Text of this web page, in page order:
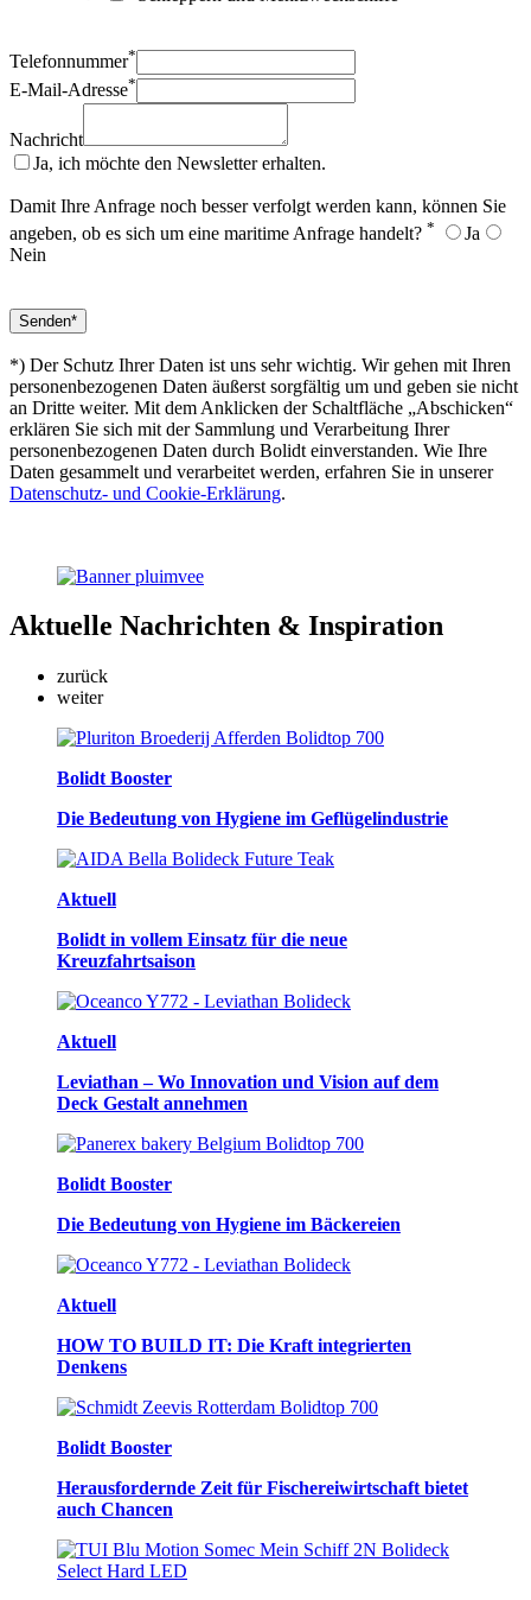
Telefonnummer*
E-Mail-Adresse*
Nachricht
Ja, ich möchte den Newsletter erhalten.
Damit Ihre Anfrage noch besser verfolgt werden kann, können Sie
angeben, ob es sich um eine maritime Anfrage handelt? *
Ja
Nein
*) Der Schutz Ihrer Daten ist uns sehr wichtig. Wir gehen mit Ihren
personenbezogenen Daten äußerst sorgfältig um und geben sie nicht
an Dritte weiter. Mit dem Anklicken der Schaltfläche „Abschicken“
erklären Sie sich mit der Sammlung und Verarbeitung Ihrer
personenbezogenen Daten durch Bolidt einverstanden. Wie Ihre
Daten gesammelt und verarbeitet werden, erfahren Sie in unserer
Datenschutz- und Cookie-Erklärung.
Aktuelle Nachrichten & Inspiration
zurück
weiter
Bolidt Booster
Die Bedeutung von Hygiene im Geflügelindustrie
Aktuell
Bolidt in vollem Einsatz für die neue
Kreuzfahrtsaison
Aktuell
Leviathan – Wo Innovation und Vision auf dem
Deck Gestalt annehmen
Bolidt Booster
Die Bedeutung von Hygiene im Bäckereien
Aktuell
HOW TO BUILD IT: Die Kraft integrierten
Denkens
Bolidt Booster
Herausfordernde Zeit für Fischereiwirtschaft bietet
auch Chancen